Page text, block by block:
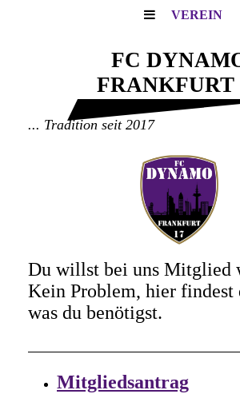
VEREIN
FC
FRANKFURT
... Tradition seit 2017
Du willst bei uns Mitglied
Kein Problem, hier findest
was du benötigst.
Mitgliedsantrag